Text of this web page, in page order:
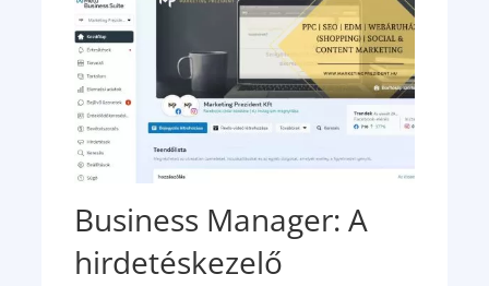
Business Manager: A
hirdetéskezelő